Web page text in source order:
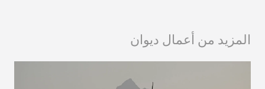
المزيد من أعمال ديوان